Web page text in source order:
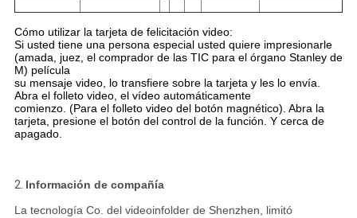
Cómo utilizar la tarjeta de felicitación video:
Si usted tiene una persona especial usted quiere impresionarle
(amada, juez, el comprador de las TIC para el órgano Stanley de
M) película
su mensaje video, lo transfiere sobre la tarjeta y les lo envía.
Abra el folleto video, el vídeo automáticamente
comienzo. (Para el folleto video del botón magnético). Abra la
tarjeta, presione el botón del control de la función. Y cerca de
apagado.
2. Información de compañía
La tecnología Co. del videoinfolder de Shenzhen, limitó